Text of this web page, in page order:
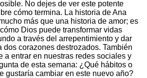
No dejes de ver este potente
cómo termina. La historia de Ana
más que una historia de amor; es
Dios puede transformar vidas
a través del arrepentimiento y dar
dos corazones destrozados. También
a entrar en nuestras redes sociales y
de esta semana: ¿Qué hábitos o
gustaría cambiar en este nuevo año?